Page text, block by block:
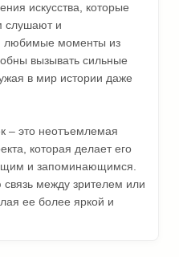
искусства, которые
слушают и
любимые моменты из
вызывать сильные
в мир истории даже
– это неотъемлемая
которая делает его
и запоминающимся.
между зрителем или
ее более яркой и